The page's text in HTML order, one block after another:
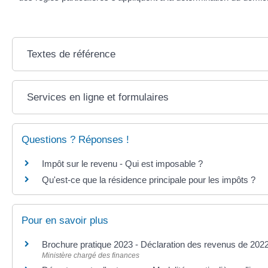
Textes de référence
Services en ligne et formulaires
Questions ? Réponses !
Impôt sur le revenu - Qui est imposable ?
Qu'est-ce que la résidence principale pour les impôts ?
Pour en savoir plus
Brochure pratique 2023 - Déclaration des revenus de
Ministère chargé des finances